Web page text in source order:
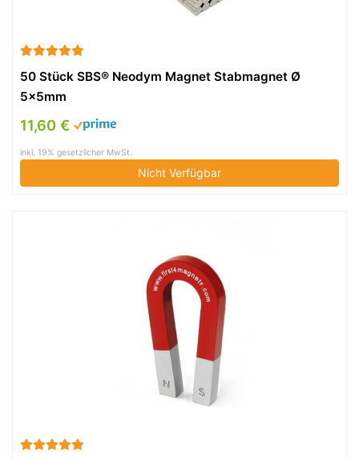
50 Stück SBS® Neodym Magnet Stabmagnet Ø
5x5mm
11,60 €
inkl. 19% gesetzlicher MwSt.
Nicht Verfügbar